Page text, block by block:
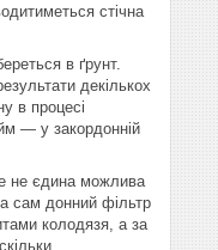
стічна
в ґрунт.
декількох
в процесі
— у закордонній
не єдина можлива
сам донний фільтр
колодязя, а за